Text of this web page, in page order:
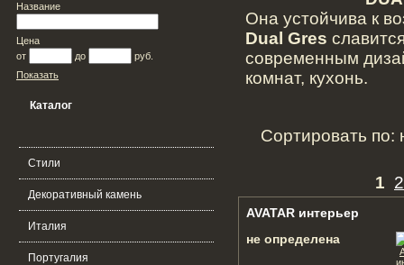
Название
Цена
от
до
руб.
Показать
Каталог
Стили
Декоративный камень
Италия
Португалия
Она устойчива к
Dual Gres
современным
комнат, кухонь.
Сортировать
1 2
AVATAR интерьер
не определена